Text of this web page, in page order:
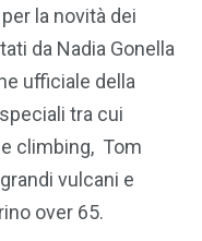
la novità dei
da Nadia Gonella
ufficiale della
tra cui
climbing, Tom
vulcani e
over 65.